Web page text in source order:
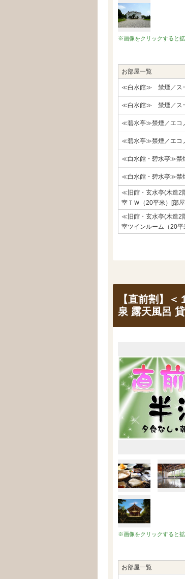
※画像をクリックすると拡
お部屋一覧
≪白水館≫ 禁煙／ス
≪白水館≫ 禁煙／ス
≪碧水亭≫禁煙／エコ
≪碧水亭≫禁煙／エコ
≪白水館・碧水亭≫禁
≪白水館・碧水亭≫禁
≪旧館・玄水亭(木造2
室ＴＷ（20平米）[部
≪旧館・玄水亭(木造2
室ツインルーム（20平
【直前割】
泉 露天風呂
※画像をクリックすると拡
お部屋一覧